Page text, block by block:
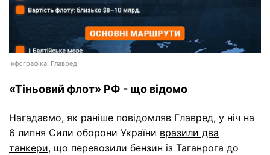
Інфографіка: Главред
«Тіньовий флот» РФ - що відомо
Нагадаємо, як раніше повідомляв Главред, у ніч на
6 липня Сили оборони України вразили два
танкери, що перевозили бензин із Таганрога до